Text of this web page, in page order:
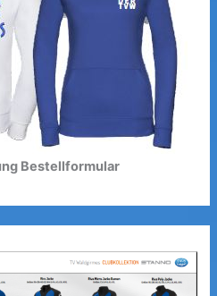
Bestellformular